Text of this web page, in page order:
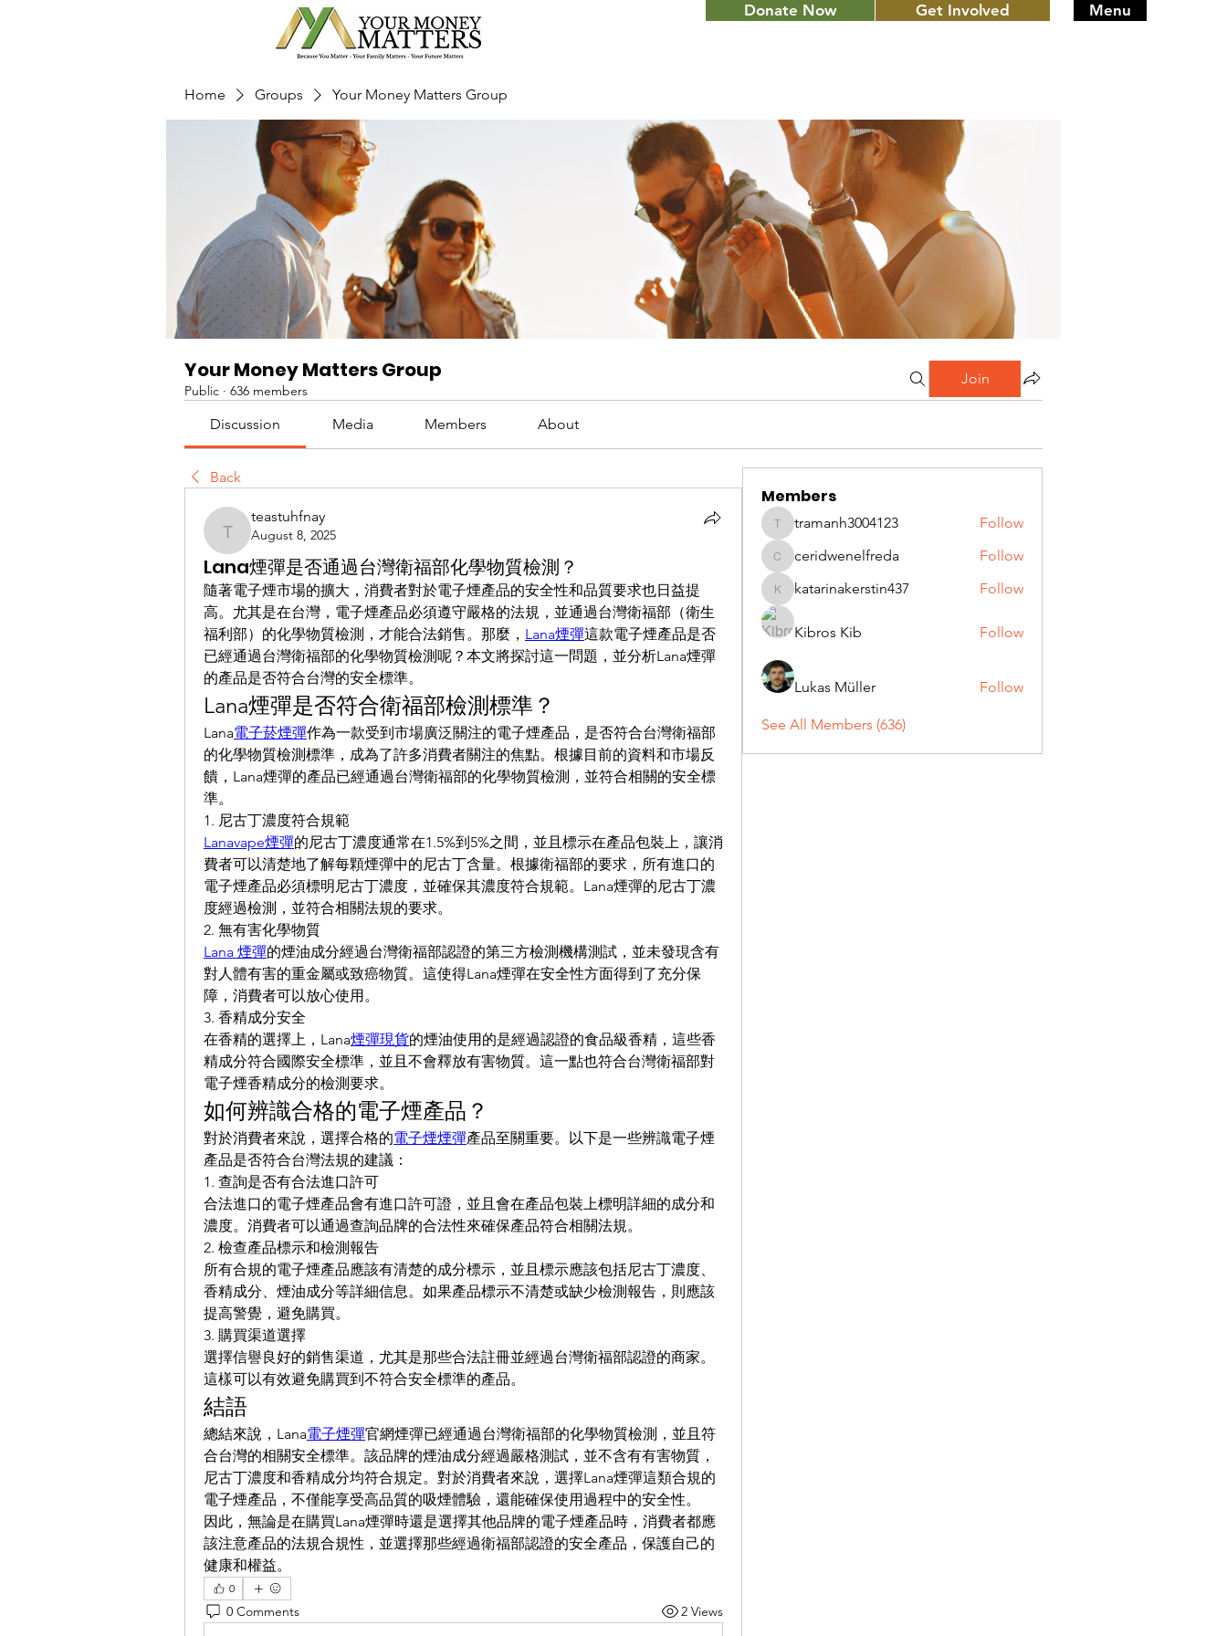
Donate Now Get Involved Menu
Home Groups Your Money Matters Group
Your Money Matters Group
Public · 636 members
Join
Discussion Media Members About
Back
teastuhfnay
teastuhfnay
August 8, 2025
Lana煙彈是否通過台灣衛福部化學物質檢測？
隨著電子煙市場的擴大，消費者對於電子煙產品的安全性和品質要求也日益提
高。尤其是在台灣，電子煙產品必須遵守嚴格的法規，並通過台灣衛福部（衛生
福利部）的化學物質檢測，才能合法銷售。那麼， Lana煙彈這款電子煙產品是否
已經通過台灣衛福部的化學物質檢測呢？本文將探討這一問題，並分析Lana煙彈
的產品是否符合台灣的安全標準。
Lana煙彈是否符合衛福部檢測標準？
Lana電子菸煙彈作為一款受到市場廣泛關注的電子煙產品，是否符合台灣衛福部
的化學物質檢測標準，成為了許多消費者關注的焦點。根據目前的資料和市場反
饋，Lana煙彈的產品已經通過台灣衛福部的化學物質檢測，並符合相關的安全標
準。
1. 尼古丁濃度符合規範
Lanavape煙彈的尼古丁濃度通常在1.5%到5%之間，並且標示在產品包裝上，讓消
費者可以清楚地了解每顆煙彈中的尼古丁含量。根據衛福部的要求，所有進口的
電子煙產品必須標明尼古丁濃度，並確保其濃度符合規範。Lana煙彈的尼古丁濃
度經過檢測，並符合相關法規的要求。
2. 無有害化學物質
Lana 煙彈的煙油成分經過台灣衛福部認證的第三方檢測機構測試，並未發現含有
對人體有害的重金屬或致癌物質。這使得Lana煙彈在安全性方面得到了充分保
障，消費者可以放心使用。
3. 香精成分安全
在香精的選擇上，Lana煙彈現貨的煙油使用的是經過認證的食品級香精，這些香
精成分符合國際安全標準，並且不會釋放有害物質。這一點也符合台灣衛福部對
電子煙香精成分的檢測要求。
如何辨識合格的電子煙產品？
對於消費者來說，選擇合格的電子煙煙彈產品至關重要。以下是一些辨識電子煙
產品是否符合台灣法規的建議：
1. 查詢是否有合法進口許可
合法進口的電子煙產品會有進口許可證，並且會在產品包裝上標明詳細的成分和
濃度。消費者可以通過查詢品牌的合法性來確保產品符合相關法規。
2. 檢查產品標示和檢測報告
所有合規的電子煙產品應該有清楚的成分標示，並且標示應該包括尼古丁濃度、
香精成分、煙油成分等詳細信息。如果產品標示不清楚或缺少檢測報告，則應該
提高警覺，避免購買。
3. 購買渠道選擇
選擇信譽良好的銷售渠道，尤其是那些合法註冊並經過台灣衛福部認證的商家。
這樣可以有效避免購買到不符合安全標準的產品。
結語
總結來說，Lana電子煙彈官網煙彈已經通過台灣衛福部的化學物質檢測，並且符
合台灣的相關安全標準。該品牌的煙油成分經過嚴格測試，並不含有有害物質，
尼古丁濃度和香精成分均符合規定。對於消費者來說，選擇Lana煙彈這類合規的
電子煙產品，不僅能享受高品質的吸煙體驗，還能確保使用過程中的安全性。
因此，無論是在購買Lana煙彈時還是選擇其他品牌的電子煙產品時，消費者都應
該注意產品的法規合規性，並選擇那些經過衛福部認證的安全產品，保護自己的
健康和權益。
0
0 Comments 2 Views
Members
tramanh3004123
tramanh3004123 Follow
ceridwenelfreda
ceridwenelfreda Follow
katarinakerstin437
katarinakerstin437 Follow
Kibros Kib Follow
Lukas Müller Follow
See All Members (636)